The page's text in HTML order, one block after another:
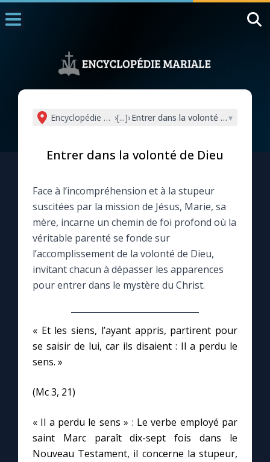
L'actualité de la semaine
La chaîne Youtube
La newsletter
La vidéo de la semaine
Le magazine
Le site internet
Prier au quotidien
Encyclopédie mariale
›[...]›Entrer dans la volonté de Dieu
▾
Entrer dans la volonté de Dieu
Face à l’incompréhension et à la stupeur
suscitées par la mission de Jésus, Marie, sa
mère, incarne un chemin de foi profond où la
véritable parenté se fonde sur
l’accomplissement de la volonté de Dieu,
invitant chacun à dépasser les apparences
pour entrer dans le mystère du Christ.
« Et les siens, l’ayant appris, partirent pour
se saisir de lui, car ils disaient : Il a perdu le
sens. »
(Mc 3, 21)
« Il a perdu le sens » : Le verbe employé par
saint Marc paraît dix-sept fois dans le
Nouveau Testament, il concerne la stupeur,